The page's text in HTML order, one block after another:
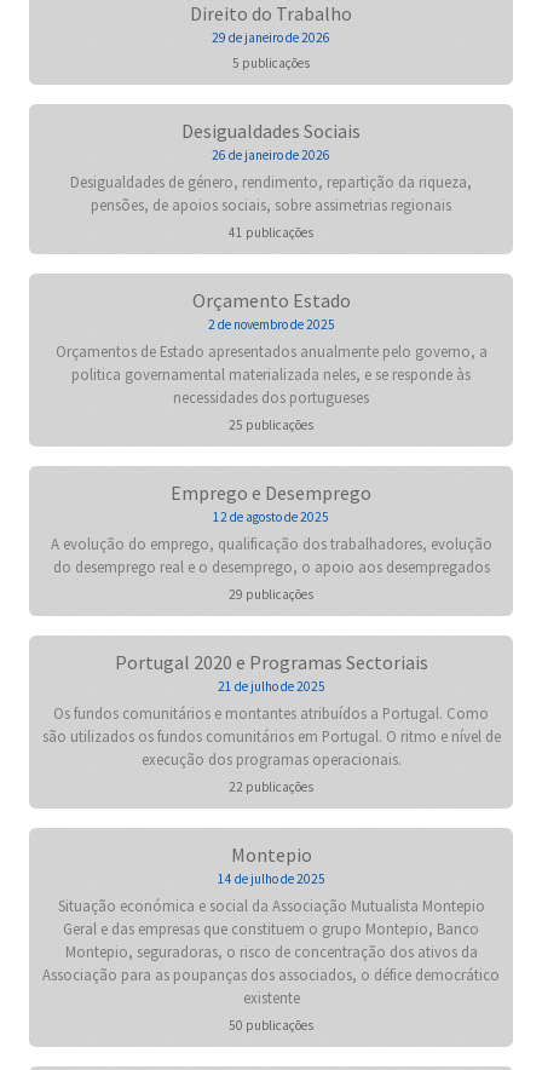
Direito do Trabalho
29 de janeiro de 2026
5 publicações
Desigualdades Sociais
26 de janeiro de 2026
Desigualdades de género, rendimento, repartição da riqueza,
pensões, de apoios sociais, sobre assimetrias regionais
41 publicações
Orçamento Estado
2 de novembro de 2025
Orçamentos de Estado apresentados anualmente pelo governo, a
politica governamental materializada neles, e se responde às
necessidades dos portugueses
25 publicações
Emprego e Desemprego
12 de agosto de 2025
A evolução do emprego, qualificação dos trabalhadores, evolução
do desemprego real e o desemprego, o apoio aos desempregados
29 publicações
Portugal 2020 e Programas Sectoriais
21 de julho de 2025
Os fundos comunitários e montantes atribuídos a Portugal. Como
são utilizados os fundos comunitários em Portugal. O ritmo e nível de
execução dos programas operacionais.
22 publicações
Montepio
14 de julho de 2025
Situação económica e social da Associação Mutualista Montepio
Geral e das empresas que constituem o grupo Montepio, Banco
Montepio, seguradoras, o risco de concentração dos ativos da
Associação para as poupanças dos associados, o défice democrático
existente
50 publicações